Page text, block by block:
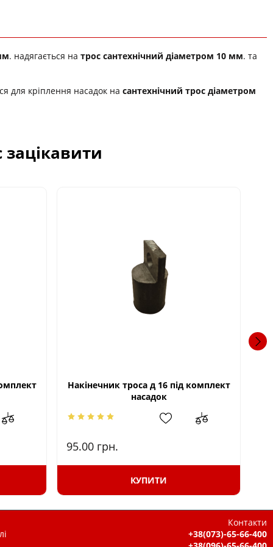
. надягається на трос сантехнічний діаметром 10 мм. та
для кріплення насадок на сантехнічний трос діаметром
Накінечник троса д 16 під комплект
насадок
95.00 грн.
КУПИТИ
Контакти
+38(073)-65-66-400